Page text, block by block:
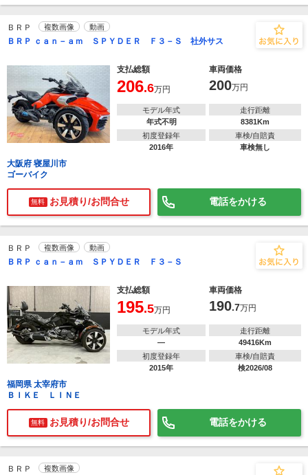
ＢＲＰ 複数画像 動画
ＢＲＰ ｃａｎ－ａｍ ＳＰＹＤＥＲ Ｆ３－Ｓ 社外サス
支払総額 車両価格
206.6万円 200万円
モデル年式
年式不明
走行距離
8381Km
初度登録年
2016年
車検/自賠責
車検無し
大阪府 寝屋川市
ゴーバイク
無料 お見積り/お問合せ 電話をかける
ＢＲＰ 複数画像 動画
ＢＲＰ ｃａｎ－ａｍ ＳＰＹＤＥＲ Ｆ３－Ｓ
支払総額 車両価格
195.5万円 190.7万円
モデル年式
―
走行距離
49416Km
初度登録年
2015年
車検/自賠責
検2026/08
福岡県 太宰府市
ＢＩＫＥ ＬＩＮＥ
無料 お見積り/お問合せ 電話をかける
ＢＲＰ 複数画像